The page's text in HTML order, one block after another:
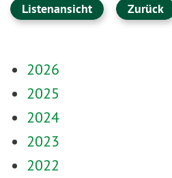
Listenansicht Zurück
2026
2025
2024
2023
2022